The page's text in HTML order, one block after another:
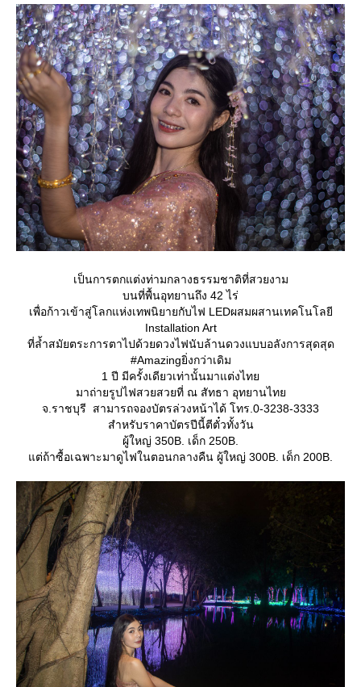
เป็นการตกแต่งท่ามกลางธรรมชาติที่สวยงาม
บนที่พื้นอุทยานถึง 42 ไร่
เพื่อก้าวเข้าสู่โลกแห่งเทพนิยายกับไฟ LEDผสมผสานเทคโนโลยี
Installation Art
ที่ล้ำสมัยตระการตาไปด้วยดวงไฟนับล้านดวงแบบอลังการสุดสุด
#Amazingยิ่งกว่าเดิม
1 ปี มีครั้งเดียวเท่านั้นมาแต่งไท
มาถ่ายรูปไฟสวยสวยที่ ณ สัทธา อุทยานไท
จ.ราชบุรี สามารถจองบัตรล่วงหน้าได้ โทร.0-3238-3333
สำหรับราคาบัตรปีนี้ตีตั๋วทั้งวัน
ผู้ใหญ่ 350B. เด็ก 250B.
ต่ถ้าซื้อเฉพาะมาดูไฟในตอนกลางคืน ผู้ใหญ่ 300B. เด็ก 200B.